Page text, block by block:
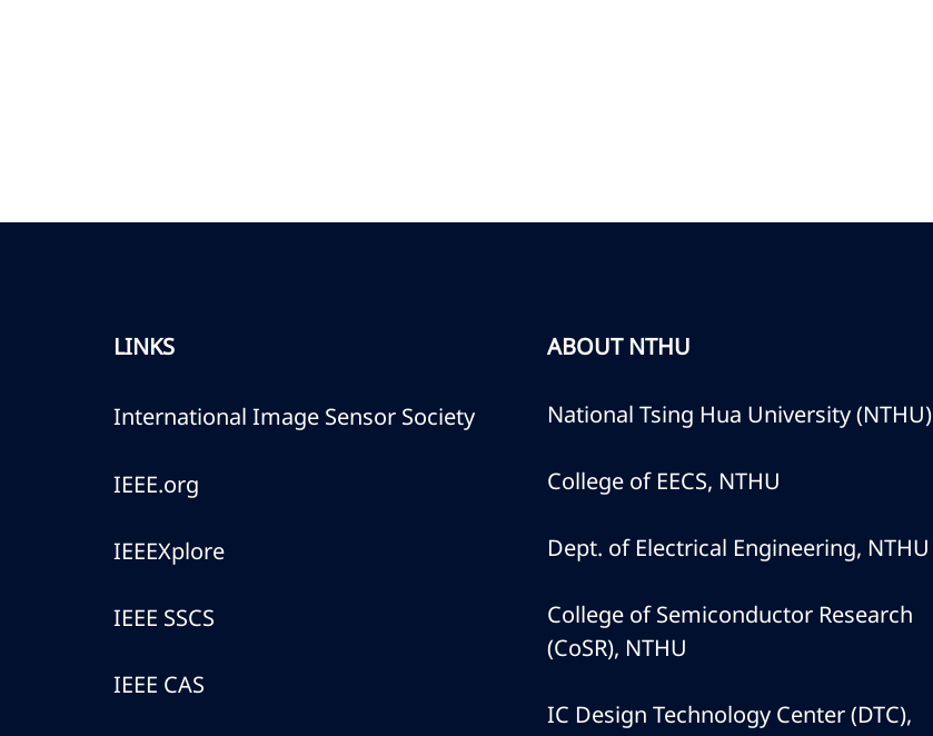
LINKS
International Image Sensor Society
IEEE.org
IEEEXplore
IEEE SSCS
IEEE CAS
ABOUT NTHU
National Tsing Hua University (NTHU)
College of EECS, NTHU
Dept. of Electrical Engineering, NTHU
College of Semiconductor Research
(CoSR), NTHU
IC Design Technology Center (DTC),